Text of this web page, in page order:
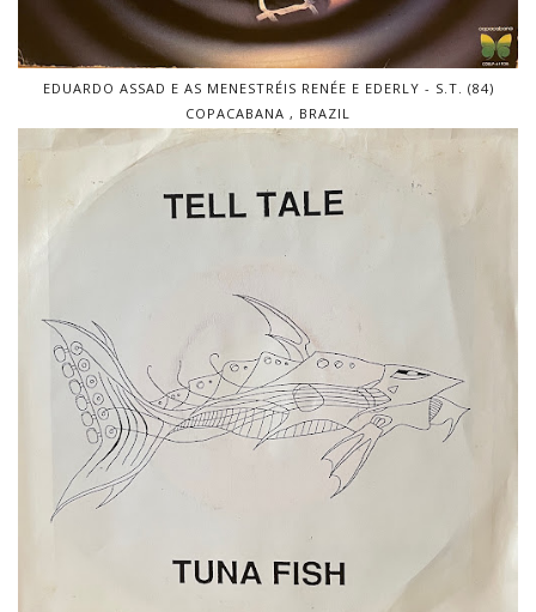
EDUARDO ASSAD E AS MENESTRÉIS RENÉE E EDERLY - S.T. (84)
COPACABANA , BRAZIL